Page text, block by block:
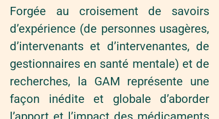
Forgée au croisement de savoirs
d’expérience (de personnes usagères,
d’intervenants et d’intervenantes, de
gestionnaires en santé mentale) et de
recherches, la GAM représente une
façon inédite et globale d’aborder